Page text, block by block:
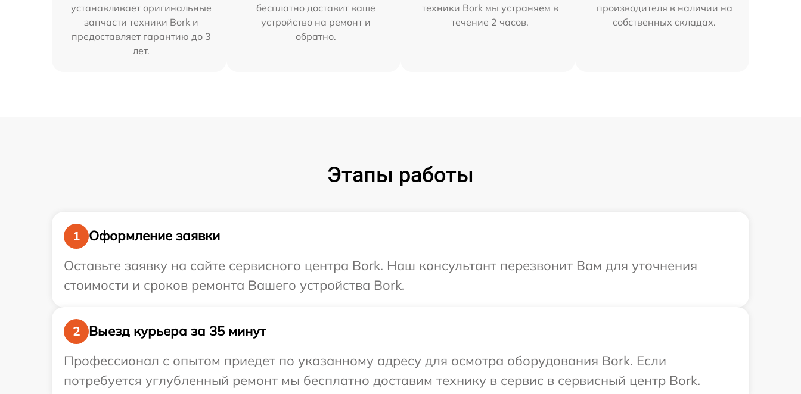
устанавливает оригинальные
запчасти техники Bork и
предоставляет гарантию до 3
лет.
бесплатно доставит ваше
устройство на ремонт и
обратно.
техники Bork мы устраняем в
течение 2 часов.
производителя в наличии на
собственных складах.
Этапы работы
1
Оформление заявки
Оставьте заявку на сайте сервисного центра Bork. Наш консультант перезвонит Вам для уточнения
стоимости и сроков ремонта Вашего устройства Bork.
2
Выезд курьера за 35 минут
Профессионал с опытом приедет по указанному адресу для осмотра оборудования Bork. Если
потребуется углубленный ремонт мы бесплатно доставим технику в сервис в сервисный центр Bork.